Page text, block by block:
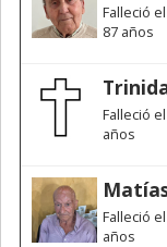
Falleció
87 años
Falleció
años
Falleció
años